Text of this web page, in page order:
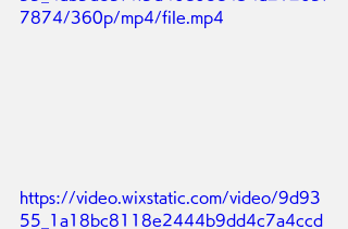
7874/360p/mp4/file.mp4
https://video.wixstatic.com/video/9d93
55_1a18bc8118e2444b9dd4c7a4ccd